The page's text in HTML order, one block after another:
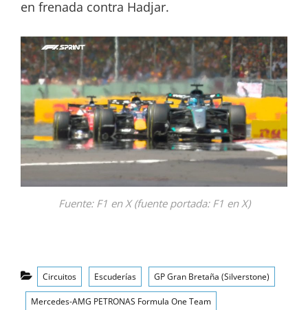
en frenada contra Hadjar.
Fuente: F1 en X (fuente portada: F1 en X)
Categorías
Circuitos Escuderías GP Gran Bretaña (Silverstone)
Mercedes-AMG PETRONAS Formula One Team